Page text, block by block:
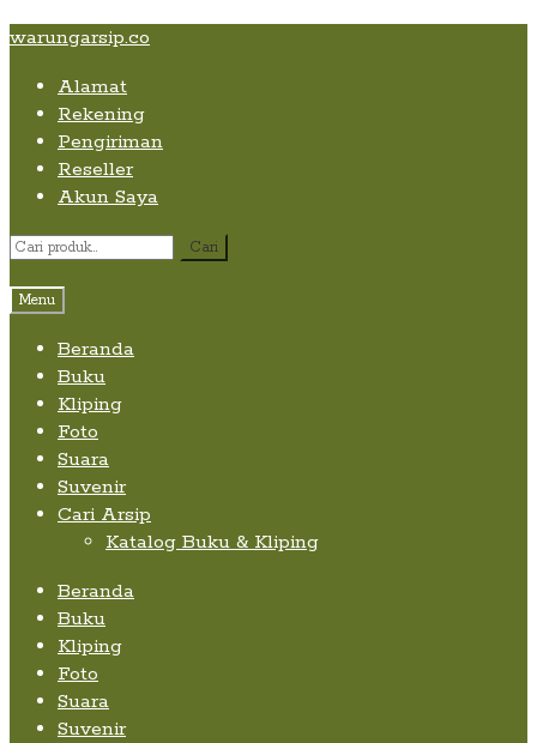
Skip
content
Skip
navigation
Skip
content
warungarsip.co
Alamat
Rekening
Pengiriman
Reseller
Akun Saya
Pencarian
Cari
Menu
Beranda
Buku
Kliping
Foto
Suara
Suvenir
Cari Arsip
Katalog Buku & Kliping
Beranda
Buku
Kliping
Foto
Suara
Suvenir